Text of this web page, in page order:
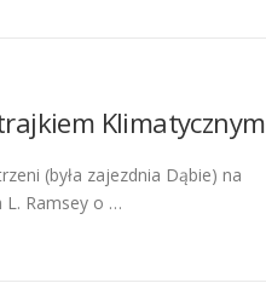
Klimatycznym
(była zajezdnia Dąbie) na
L. Ramsey o …